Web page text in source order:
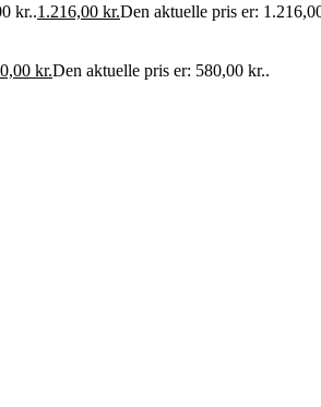
kr..1.216,00 kr.Den aktuelle pris er:
kr.Den aktuelle pris er: 580,00 kr..